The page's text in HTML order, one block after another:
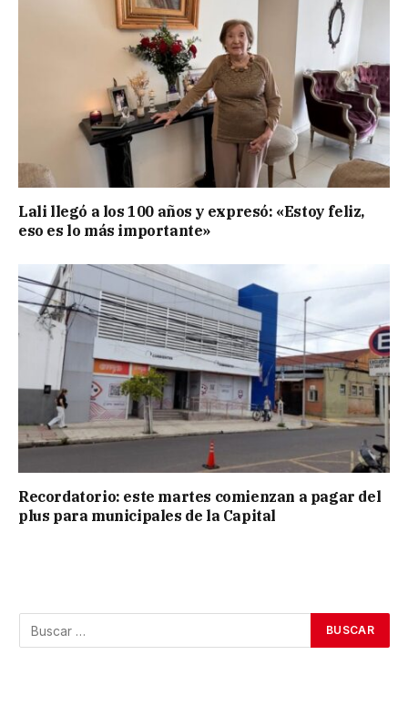
Lali llegó a los 100 años y expresó: «Estoy feliz,
eso es lo más importante»
Recordatorio: este martes comienzan a pagar del
plus para municipales de la Capital